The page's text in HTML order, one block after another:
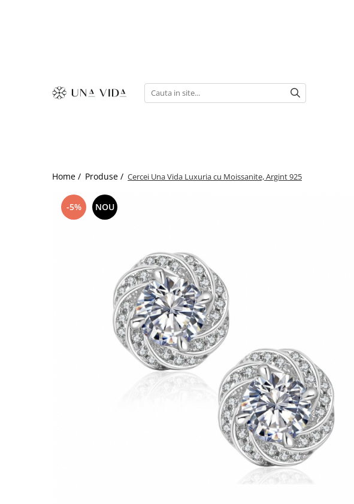
CADOURI sub 150 lei - EA
Home / Produse / Cercei Una Vida Luxuria cu Moissanite, Argint 925
-5% NOU